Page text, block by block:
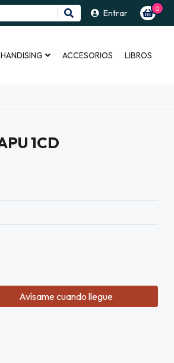
Entrar 0
ACCESORIOS LIBROS
1CD
Avísame cuando llegue